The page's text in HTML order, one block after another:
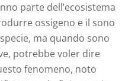
parte dell’ecosistema
ossigeno e il sono
ma quando sono
potrebbe voler dire
fenomeno, noto